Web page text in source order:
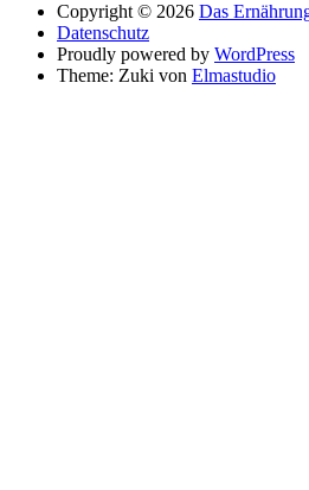
Copyright © 2026 Das
Datenschutz
Proudly powered by WordPress
Theme: Zuki von Elmastudio